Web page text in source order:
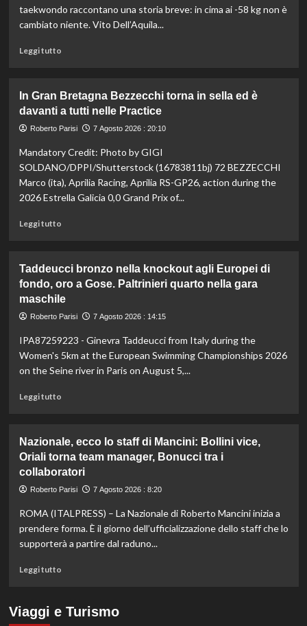
16
anni
Mondiali
U20
taekwondo raccontano una storia breve: in cima ai -58 kg non è
cambiato niente. Vito Dell’Aquila...
Leggi tuttoLeggi
Taekwondo,
Dell’Aquila
non
la
vetta:
anche
ad
del
mondo
In Gran Bretagna Bezzecchi torna in sella ed è
davanti a tutti nelle Practice
Roberto Parisi 7 Agosto 2026 : 20:10
Mandatory Credit: Photo by GIGI
SOLDANO/DPPI/Shutterstock (16783811bj) 72 BEZZECCHI
Marco (ita), Aprilia Racing, Aprilia RS-GP26, action during the
2026 Estrella Galicia 0,0 Grand Prix of...
Leggi tuttoLeggi
In
Gran
Bretagna
Bezzecchi
in
sella
ed
Practice
Taddeucci bronzo nella knockout agli Europei di
fondo, oro a Gose. Paltrinieri quarto nella gara
maschile
Roberto Parisi 7 Agosto 2026 : 14:15
IPA87259223 - Ginevra Taddeucci from Italy during the
Women's 5km at the European Swimming Championships 2026
on the Seine river in Paris on August 5,...
Leggi tuttoLeggi
Taddeucci
bronzo
nella
knockout
Europei
di
fondo,
nella
Nazionale, ecco lo staff di Mancini: Bollini vice,
Oriali torna team manager, Bonucci tra i
collaboratori
Roberto Parisi 7 Agosto 2026 : 8:20
ROMA (ITALPRESS) – La Nazionale di Roberto Mancini inizia a
prendere forma. È il giorno dell’ufficializzazione dello staff che lo
supporterà a partire dal raduno...
Leggi tuttoLeggi
su
Nazionale,
Viaggi e Turismo